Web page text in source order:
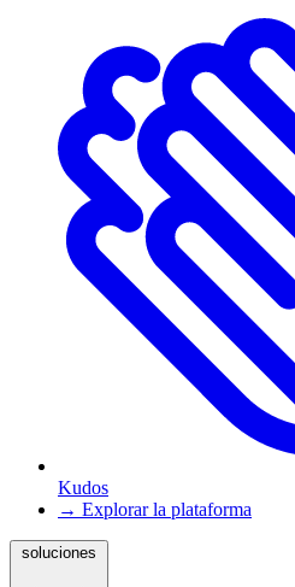
Kudos
→ Explorar la plataforma